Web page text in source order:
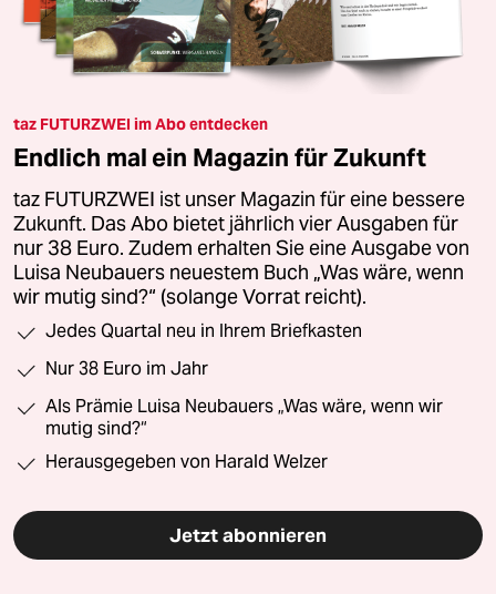
taz FUTURZWEI im Abo entdecken
Endlich mal ein Magazin für Zukunft
taz FUTURZWEI ist unser Magazin für eine bessere
Zukunft. Das Abo bietet jährlich vier Ausgaben für
nur 38 Euro. Zudem erhalten Sie eine Ausgabe von
Luisa Neubauers neuestem Buch „Was wäre, wenn
wir mutig sind?“ (solange Vorrat reicht).
Jedes Quartal neu in Ihrem Briefkasten
Nur 38 Euro im Jahr
Als Prämie Luisa Neubauers „Was wäre, wenn wir
mutig sind?“
Herausgegeben von Harald Welzer
Jetzt abonnieren